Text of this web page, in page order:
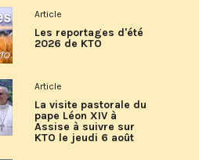
Article
Les reportages d'été
2026 de KTO
Article
La visite pastorale du
pape Léon XIV à
Assise à suivre sur
KTO le jeudi 6 août